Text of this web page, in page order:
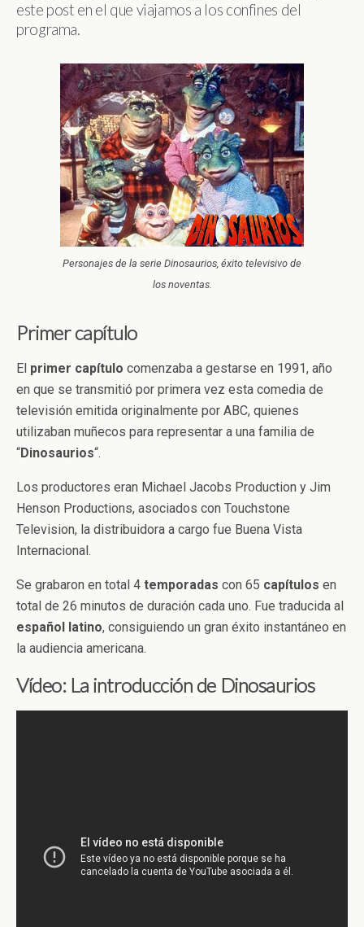
este post en el que viajamos a los confines del
programa.
Personajes de la serie Dinosaurios, éxito televisivo de
los noventas.
Primer capítulo
El primer capítulo comenzaba a gestarse en 1991, año
en que se transmitió por primera vez esta comedia de
televisión emitida originalmente por ABC, quienes
utilizaban muñecos para representar a una familia de
“Dinosaurios“.
Los productores eran Michael Jacobs Production y Jim
Henson Productions, asociados con Touchstone
Television, la distribuidora a cargo fue Buena Vista
Internacional.
Se grabaron en total 4 temporadas con 65 capítulos en
total de 26 minutos de duración cada uno. Fue traducida al
español latino, consiguiendo un gran éxito instantáneo en
la audiencia americana.
Vídeo: La introducción de Dinosaurios